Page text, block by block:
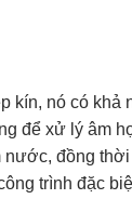
kín, nó có khả
để xử lý âm
nước, đồng
trình đặc